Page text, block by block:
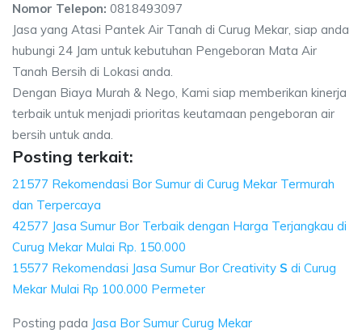
Nomor Telepon: 0818493097
Jasa yang Atasi Pantek Air Tanah di Curug Mekar, siap anda
hubungi 24 Jam untuk kebutuhan Pengeboran Mata Air
Tanah Bersih di Lokasi anda.
Dengan Biaya Murah & Nego, Kami siap memberikan kinerja
terbaik untuk menjadi prioritas keutamaan pengeboran air
bersih untuk anda.
Posting terkait:
21577 Rekomendasi Bor Sumur di Curug Mekar Termurah
dan Terpercaya
42577 Jasa Sumur Bor Terbaik dengan Harga Terjangkau di
Curug Mekar Mulai Rp. 150.000
15577 Rekomendasi Jasa Sumur Bor Creativity S di Curug
Mekar Mulai Rp 100.000 Permeter
Posting pada Jasa Bor Sumur Curug Mekar